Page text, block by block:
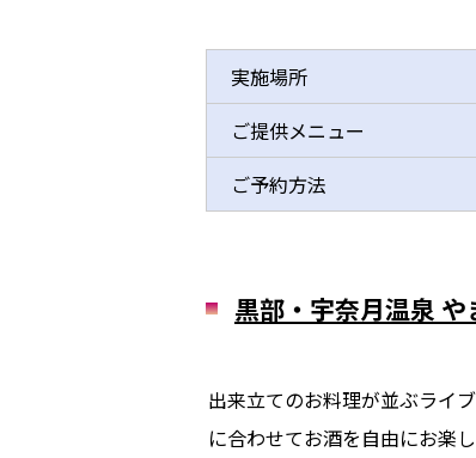
実施場所
ご提供メニュー
ご予約方法
黒部・宇奈月温泉 や
出来立てのお料理が並ぶライ
に合わせてお酒を自由にお楽